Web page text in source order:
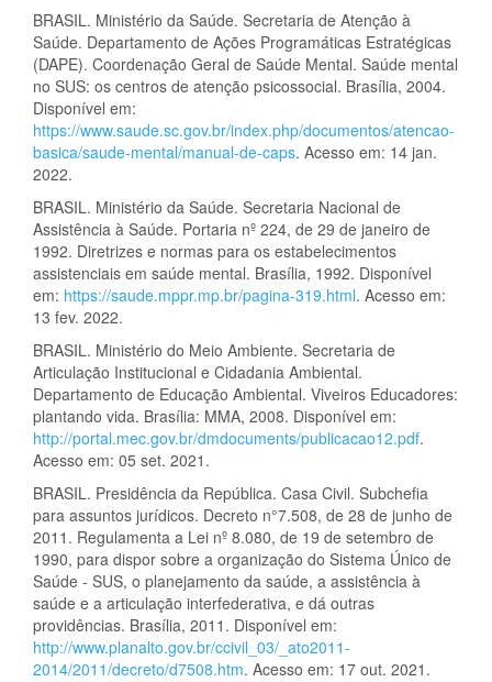
BRASIL. Ministério da Saúde. Secretaria de Atenção à
Saúde. Departamento de Ações Programáticas Estratégicas
(DAPE). Coordenação Geral de Saúde Mental. Saúde mental
no SUS: os centros de atenção psicossocial. Brasília, 2004.
Disponível em:
https://www.saude.sc.gov.br/index.php/documentos/atencao-
basica/saude-mental/manual-de-caps. Acesso em: 14 jan.
2022.
BRASIL. Ministério da Saúde. Secretaria Nacional de
Assistência à Saúde. Portaria nº 224, de 29 de janeiro de
1992. Diretrizes e normas para os estabelecimentos
assistenciais em saúde mental. Brasília, 1992. Disponível
em: https://saude.mppr.mp.br/pagina-319.html. Acesso em:
13 fev. 2022.
BRASIL. Ministério do Meio Ambiente. Secretaria de
Articulação Institucional e Cidadania Ambiental.
Departamento de Educação Ambiental. Viveiros Educadores:
plantando vida. Brasília: MMA, 2008. Disponível em:
http://portal.mec.gov.br/dmdocuments/publicacao12.pdf.
Acesso em: 05 set. 2021.
BRASIL. Presidência da República. Casa Civil. Subchefia
para assuntos jurídicos. Decreto n°7.508, de 28 de junho de
2011. Regulamenta a Lei nº 8.080, de 19 de setembro de
1990, para dispor sobre a organização do Sistema Único de
Saúde - SUS, o planejamento da saúde, a assistência à
saúde e a articulação interfederativa, e dá outras
providências. Brasília, 2011. Disponível em:
http://www.planalto.gov.br/ccivil_03/_ato2011-
2014/2011/decreto/d7508.htm. Acesso em: 17 out. 2021.